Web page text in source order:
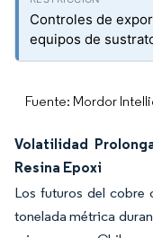
Controles de
equipos de
Fuente: Mordor
Volatilidad
Resina Epoxi
Los futuros del cobre
tonelada métrica